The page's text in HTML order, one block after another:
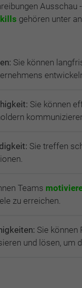
Ausschau
gehören unter
Sie können
Sie können
Sie treffen
Teams
zu erreichen.
Sie können
und lösen, um